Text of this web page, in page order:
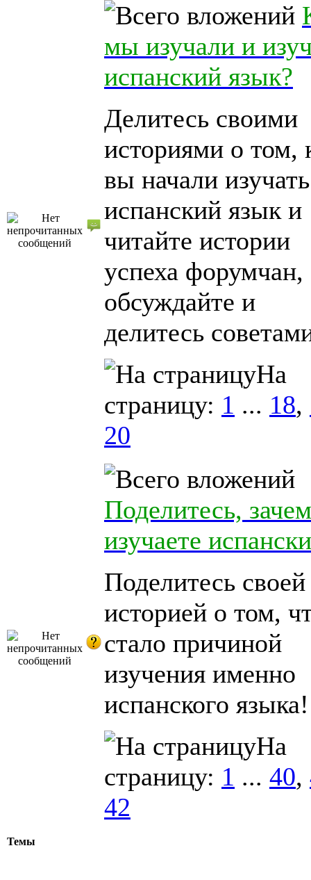
мы изучали и
испанский язык?
Делитесь своими
историями о том,
вы начали изучать
испанский язык и
читайте истории
успеха форумчан,
обсуждайте и
делитесь
На
страницу: 1 ... 18,
20
Поделитесь,
изучаете
Поделитесь своей
историей о том,
стало причиной
изучения именно
испанского языка!
На
страницу: 1 ... 40,
42
Темы